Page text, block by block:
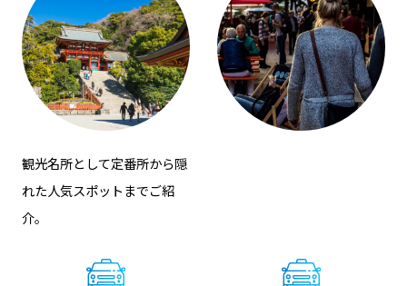
観光名所として定番所から隠
れた⼈気スポットまでご紹
介。